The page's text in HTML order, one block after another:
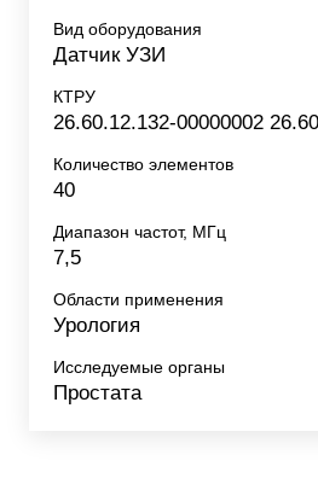
Вид оборудования
Датчик УЗИ
КТРУ
26.60.12.132-00000002
Количество элементов
40
Диапазон частот, МГц
7,5
Области применения
Урология
Исследуемые органы
Простата